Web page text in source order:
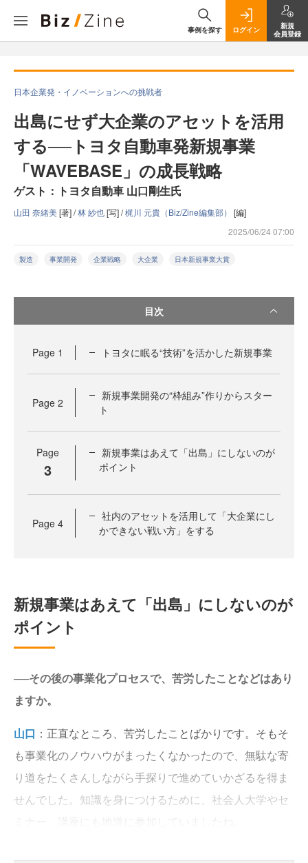
事例を探す ログイン
新規
会員登録
日本企業発・イノベーションへの挑戦者
出島にせず大企業のアセットを活用
する──トヨタ自動車発新規事業
「WAVEBASE」の成長戦略
ゲスト：トヨタ自動車 山口剛生氏
山田 奈緒美[著] /林 紗也[写] /梶川 元貴（Biz/Zine編集部） [編]
2025/06/24 07:00
製造 事業開発 企業戦略 大企業 日本新規事業大賞
目次
Page 1 トヨタに眠る“技術”を活かした新規事業
Page 2
新規事業開発の“枠組み”作りからスター
ト
Page
3
新規事業はあえて「出島」にしないのが
ポイント
Page 4
社内のアセットを活用して「大企業にし
かできない戦い方」をする
新規事業はあえて「出島」にしないのが
ポイント
──その後の事業化プロセスで、苦労したことなどはあり
ますか。
山口 ：正直なところ、苦労したことばかりです。そもそ
も事業化のノウハウがまったくなかったので、無駄な寄
り道をたくさんしながら手探りで進めていかざるを得ま
せんでした。知識を身につけるために、社会人大学やセ